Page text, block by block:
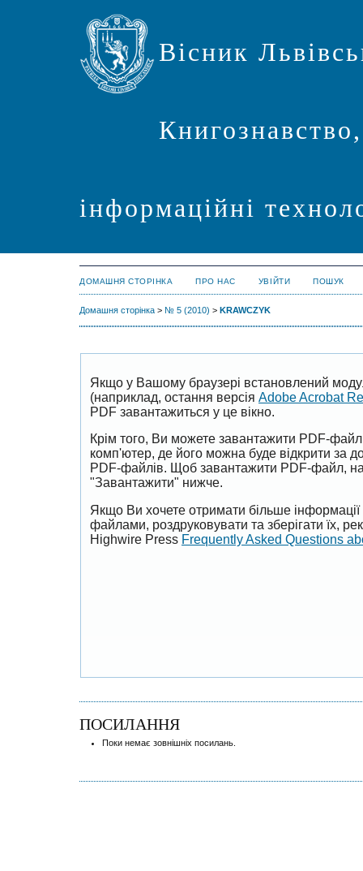
Вісник
інформаційні
ДОМАШНЯ СТОРІНКА ПРО НАС УВІЙТИ ПОШУК
Домашня сторінка > № 5 (2010) > KRAWCZYK
Якщо у Вашому браузері встановлений
(наприклад, остання версія Adobe Acrobat
PDF завантажиться у це вікно.
Крім того, Ви можете завантажити PDF-
комп'ютер, де його можна буде відкрити за
PDF-файлів. Щоб завантажити PDF-файл,
"Завантажити" нижче.
Якщо Ви хочете отримати більше
файлами, роздруковувати та зберігати їх,
Highwire Press Frequently Asked Questions
ПОСИЛАННЯ
Поки немає зовнішніх посилань.